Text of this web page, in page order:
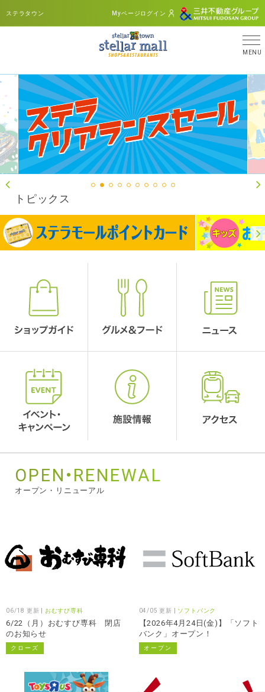
MENU
ステラタウン Myページログイン
トピックス
OPEN•RENEWAL
オープン・リニューアル
06/18 更新 | おむすび専科
6/22（月）おむすび専科 閉店
のお知らせ
クローズ
04/05 更新 | ソフトバンク
【2026年4月24日(金)】「ソフト
バンク」オープン！
オープン